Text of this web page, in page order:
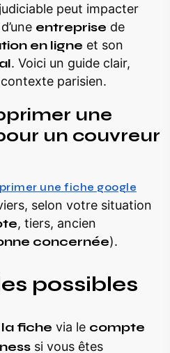
peut impacter
d’une entreprise de
en ligne et son
. Voici un guide clair,
parisien.
une
un couvreur
une fiche google
selon votre situation
, tiers, ancien
concernée).
possibles
fiche via le compte
si vous êtes